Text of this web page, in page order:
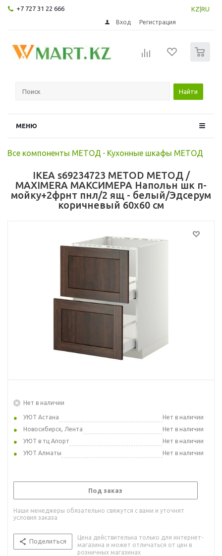
+7 727 31 22 666 KZ RU
Вход Регистрация
Найти
МЕНЮ
Все компоненты МЕТОД - Кухонные шкафы МЕТОД
IKEA s69234723 METOD МЕТОД /
MAXIMERA МАКСИМЕРА Напольн шк п-
мойку+2фрнт пнл/2 ящ - белый/Эдсерум
коричневый 60x60 см
Нет в наличии
УЮТ Астана
Нет в наличии
Новосибирск, Лента
Нет в наличии
УЮТ в тц Апорт
Нет в наличии
УЮТ Алматы
Нет в наличии
Под заказ
Наши менеджеры обязательно свяжутся с вами и уточнят
условия заказа
Поделиться
Цена действительна только для интернет-
магазина и может отличаться от цен в
розничных магазинах